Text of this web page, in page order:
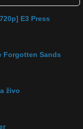
E3 Press
Forgotten Sands
živo